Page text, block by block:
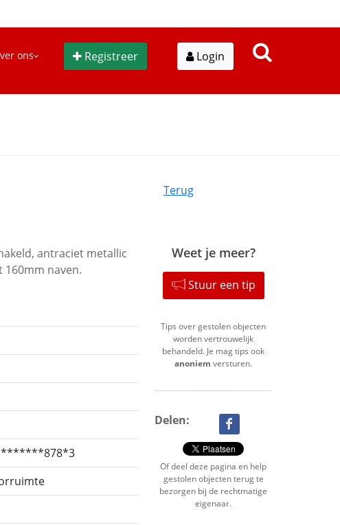
ons Registreer Login
Terug
antraciet metallic
160mm naven.
Weet je meer?
Stuur een tip
Tips over gestolen objecten
worden vertrouwelijk
behandeld. Je mag tips ook
anoniem versturen.
Delen:
Of deel deze pagina en help
gestolen objecten terug te
bezorgen bij de rechtmatige
eigenaar.